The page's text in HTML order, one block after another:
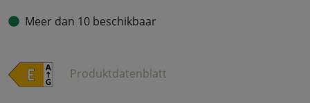
Meer dan 10 beschikbaar
Produktdatenblatt